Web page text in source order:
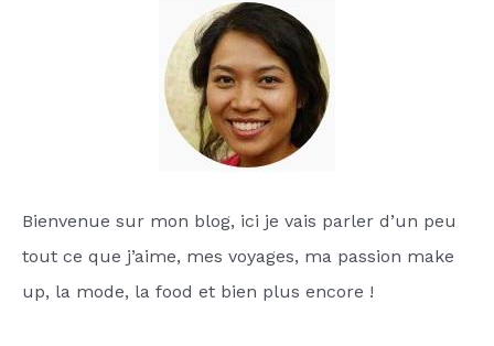
Bienvenue sur mon blog, ici je vais parler d’un peu
tout ce que j’aime, mes voyages, ma passion make
up, la mode, la food et bien plus encore !